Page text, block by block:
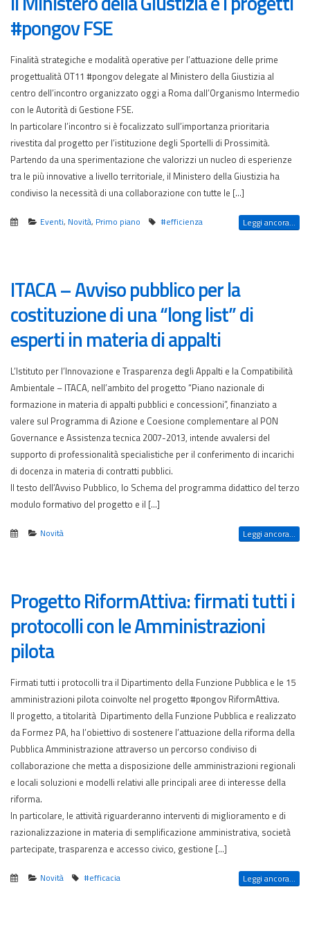
#pongov FSE
Finalità strategiche e modalità operative per l’attuazione delle prime
progettualità OT11 #pongov delegate al Ministero della Giustizia al
centro dell’incontro organizzato oggi a Roma dall’Organismo Intermedio
con le Autorità di Gestione FSE.
In particolare l’incontro si è focalizzato sull’importanza prioritaria
rivestita dal progetto per l’istituzione degli Sportelli di Prossimità.
Partendo da una sperimentazione che valorizzi un nucleo di esperienze
tra le più innovative a livello territoriale, il Ministero della Giustizia ha
condiviso la necessità di una collaborazione con tutte le […]
Eventi, Novità, Primo piano #efficienza Leggi ancora...
ITACA – Avviso pubblico per la
costituzione di una “long list” di
esperti in materia di appalti
L’Istituto per l’Innovazione e Trasparenza degli Appalti e la Compatibilità
Ambientale – ITACA, nell’ambito del progetto “Piano nazionale di
formazione in materia di appalti pubblici e concessioni”, finanziato a
valere sul Programma di Azione e Coesione complementare al PON
Governance e Assistenza tecnica 2007-2013, intende avvalersi del
supporto di professionalità specialistiche per il conferimento di incarichi
di docenza in materia di contratti pubblici.
Il testo dell’Avviso Pubblico, lo Schema del programma didattico del terzo
modulo formativo del progetto e il […]
Novità Leggi ancora...
Progetto RiformAttiva: firmati tutti i
protocolli con le Amministrazioni
pilota
Firmati tutti i protocolli tra il Dipartimento della Funzione Pubblica e le 15
amministrazioni pilota coinvolte nel progetto #pongov RiformAttiva.
Il progetto, a titolarità Dipartimento della Funzione Pubblica e realizzato
da Formez PA, ha l’obiettivo di sostenere l’attuazione della riforma della
Pubblica Amministrazione attraverso un percorso condiviso di
collaborazione che metta a disposizione delle amministrazioni regionali
e locali soluzioni e modelli relativi alle principali aree di interesse della
riforma.
In particolare, le attività riguarderanno interventi di miglioramento e di
razionalizzazione in materia di semplificazione amministrativa, società
partecipate, trasparenza e accesso civico, gestione […]
Novità #efficacia Leggi ancora...